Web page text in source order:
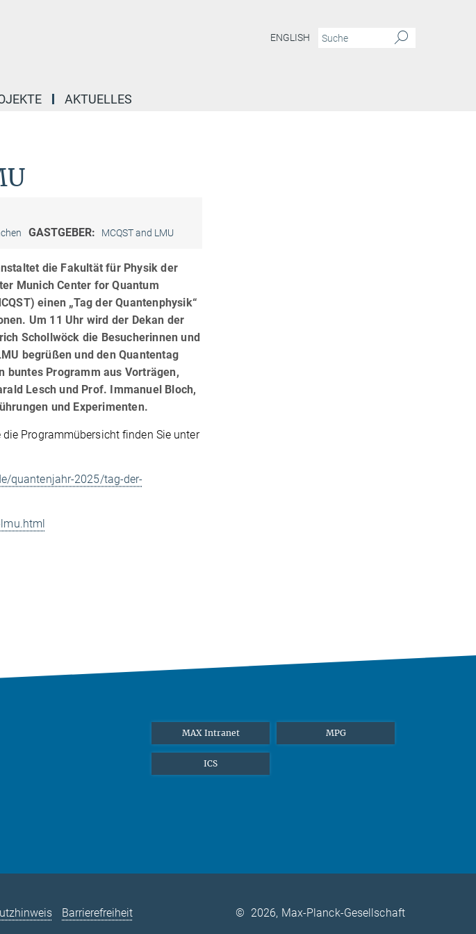
ENGLISH
AKTUELLES
GASTGEBER: MCQST and LMU
die Fakultät für Physik der
Munich Center for Quantum
einen „Tag der Quantenphysik“
Um 11 Uhr wird der Dekan der
Schollwöck die Besucherinnen und
begrüßen und den Quantentag
buntes Programm aus Vorträgen,
Lesch und Prof. Immanuel Bloch,
und Experimenten.
Programmübersicht finden Sie unter
quantenjahr-2025/tag-der-
MAX Intranet MPG
ICS
Barrierefreiheit © 2026, Max-Planck-Gesellschaft